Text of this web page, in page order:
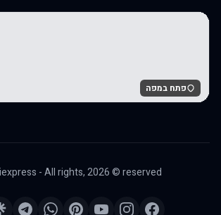
פתח במפה
- All rights,2026© reserved